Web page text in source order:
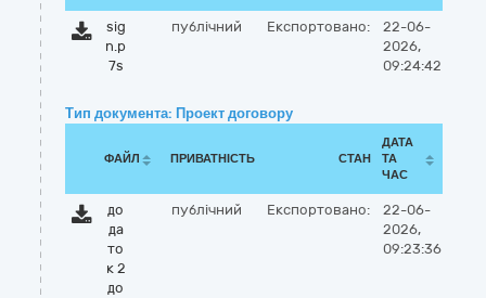
sig
n.p
7s
публічний Експортовано:
22-06-
2026,
09:24:42
Тип документа: Проект договору
ФАЙЛ ПРИВАТНІСТЬ СТАН
ДАТА
ТА
ЧАС
до
да
то
к 2
до
публічний Експортовано:
22-06-
2026,
09:23:36